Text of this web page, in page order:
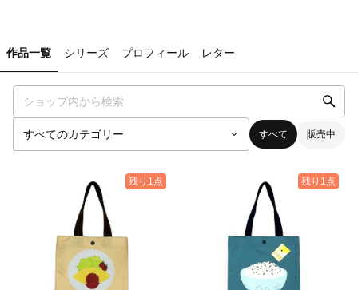
作品一覧 シリーズ プロフィール レター
すべて 販売中
残り1点 残り1点